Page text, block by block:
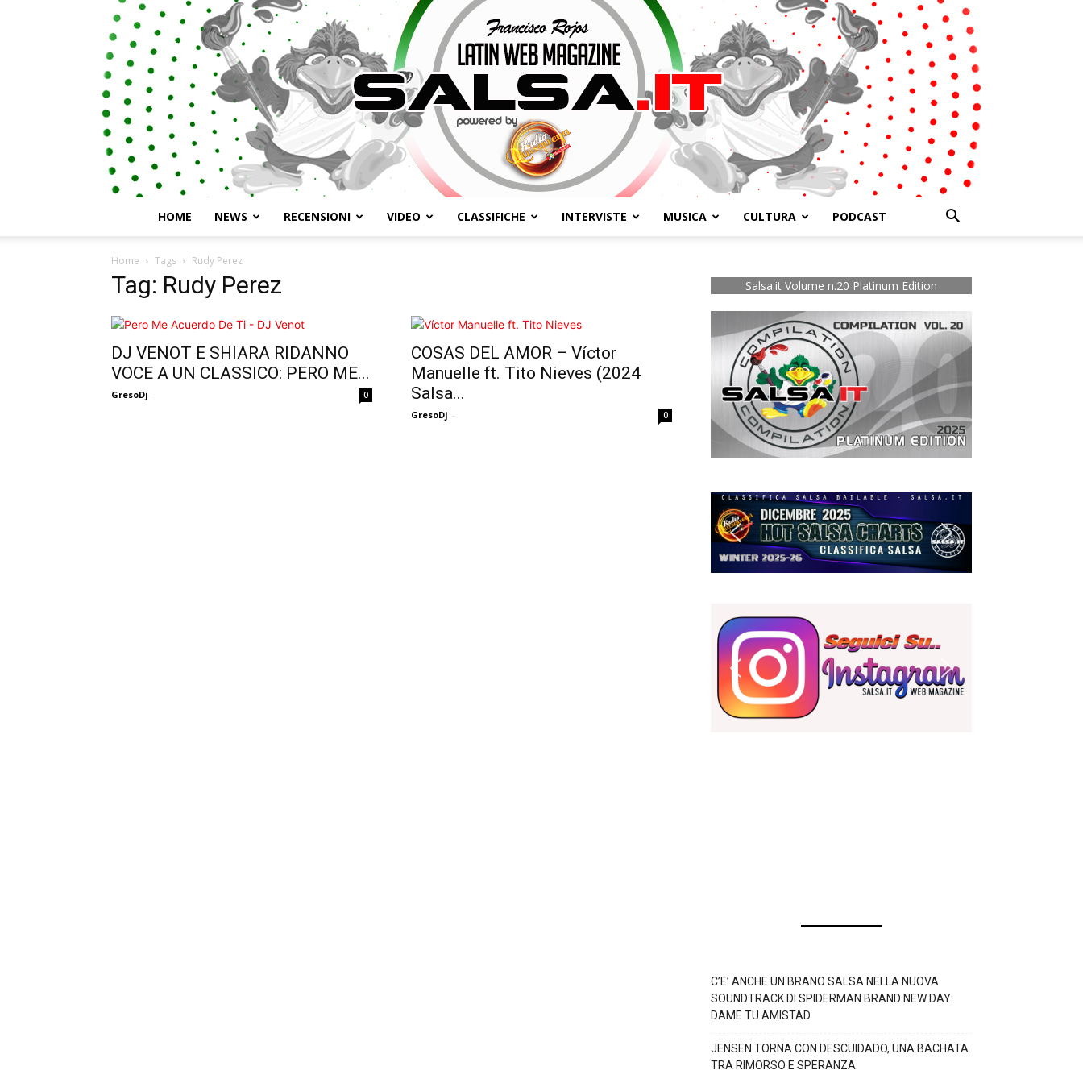
HOME NEWS RECENSIONI VIDEO CLASSIFICHE INTERVISTE MUSICA CULTURA PODCAST
Home Tags Rudy Perez
Tag: Rudy Perez
DJ VENOT E SHIARA RIDANNO
VOCE A UN CLASSICO: PERO ME...
GresoDj - 0
COSAS DEL AMOR – Víctor
Manuelle ft. Tito Nieves (2024
Salsa...
GresoDj - 0
Salsa.it Volume n.20 Platinum Edition
C’E’ ANCHE UN BRANO SALSA NELLA NUOVA
SOUNDTRACK DI SPIDERMAN BRAND NEW DAY:
DAME TU AMISTAD
JENSEN TORNA CON DESCUIDADO, UNA BACHATA
TRA RIMORSO E SPERANZA